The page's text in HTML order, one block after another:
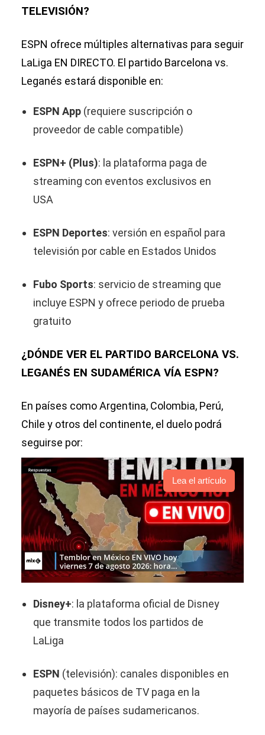
TELEVISIÓN?
ESPN ofrece múltiples alternativas para seguir
LaLiga EN DIRECTO. El partido Barcelona vs.
Leganés estará disponible en:
ESPN App (requiere suscripción o
proveedor de cable compatible)
ESPN+ (Plus): la plataforma paga de
streaming con eventos exclusivos en
USA
ESPN Deportes: versión en español para
televisión por cable en Estados Unidos
Fubo Sports: servicio de streaming que
incluye ESPN y ofrece periodo de prueba
gratuito
¿DÓNDE VER EL PARTIDO BARCELONA VS.
LEGANÉS EN SUDAMÉRICA VÍA ESPN?
En países como Argentina, Colombia, Perú,
Chile y otros del continente, el duelo podrá
seguirse por:
Lea el artículo
Disney+: la plataforma oficial de Disney
que transmite todos los partidos de
LaLiga
ESPN (televisión): canales disponibles en
paquetes básicos de TV paga en la
mayoría de países sudamericanos.